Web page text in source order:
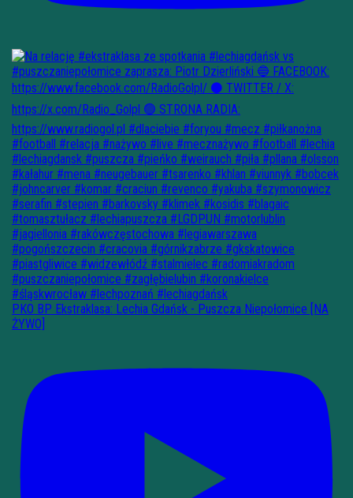
PKO BP Ekstraklasa: Lechia Gdańsk - Puszcza Niepołomice [NA
ŻYWO]